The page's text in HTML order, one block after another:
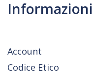
Informazioni
Account
Codice Etico